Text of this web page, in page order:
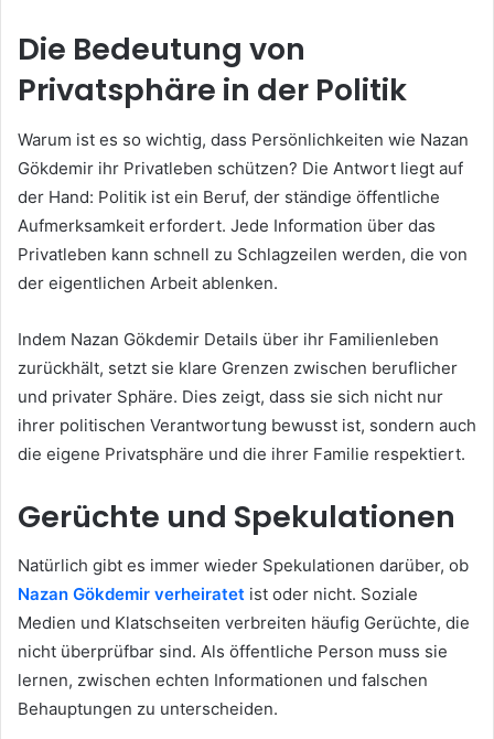
Die Bedeutung von
Privatsphäre in der Politik
Warum ist es so wichtig, dass Persönlichkeiten wie Nazan
Gökdemir ihr Privatleben schützen? Die Antwort liegt auf
der Hand: Politik ist ein Beruf, der ständige öffentliche
Aufmerksamkeit erfordert. Jede Information über das
Privatleben kann schnell zu Schlagzeilen werden, die von
der eigentlichen Arbeit ablenken.
Indem Nazan Gökdemir Details über ihr Familienleben
zurückhält, setzt sie klare Grenzen zwischen beruflicher
und privater Sphäre. Dies zeigt, dass sie sich nicht nur
ihrer politischen Verantwortung bewusst ist, sondern auch
die eigene Privatsphäre und die ihrer Familie respektiert.
Gerüchte und Spekulationen
Natürlich gibt es immer wieder Spekulationen darüber, ob
Nazan Gökdemir verheiratet ist oder nicht. Soziale
Medien und Klatschseiten verbreiten häufig Gerüchte, die
nicht überprüfbar sind. Als öffentliche Person muss sie
lernen, zwischen echten Informationen und falschen
Behauptungen zu unterscheiden.